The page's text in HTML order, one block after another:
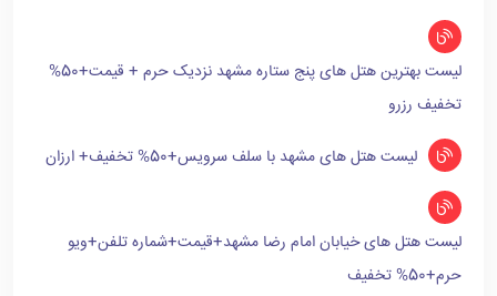
لیست بهترین هتل های پنج ستاره مشهد نزدیک حرم + قیمت+50%
تخفیف رزرو
لیست هتل های مشهد با سلف سرویس+50% تخفیف+ ارزان
لیست هتل های خیابان امام رضا مشهد+قیمت+شماره تلفن+ویو
حرم+50% تخفیف